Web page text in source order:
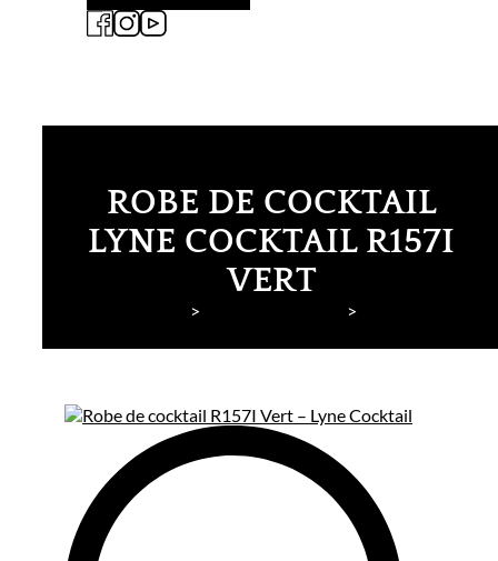
ROBE DE COCKTAIL
LYNE COCKTAIL R157I
VERT